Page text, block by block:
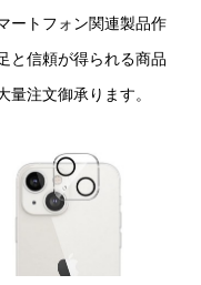
ートフォン関連製品作
と信頼が得られる商品
量注文御承ります。